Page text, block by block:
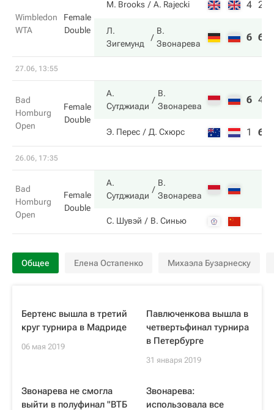
Wimbledon
WTA
Female
Double
M. Brooks A. Rajecki 4 2
Л.
Зигемунд
В.
Звонарева
6 6
27.06, 13:55
Bad
Homburg
Open
Female
Double
А.
Сутджиади
В.
Звонарева
6 4
Э. Перес Д. Схюрс 1 6
26.06, 17:35
Bad
Homburg
Open
Female
Double
А.
Сутджиади
В.
Звонарева
С. Шувэй В. Синью
Общее Елена Остапенко Михаэла Бузарнеску
Бертенс вышла в третий
круг турнира в Мадриде
06 мая 2019
Павлюченкова вышла в
четвертьфинал турнира
в Петербурге
31 января 2019
Звонарева не смогла
выйти в полуфинал "ВТБ
Звонарева:
использовала все